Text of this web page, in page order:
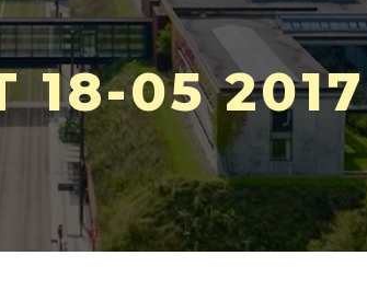
18-05 2017